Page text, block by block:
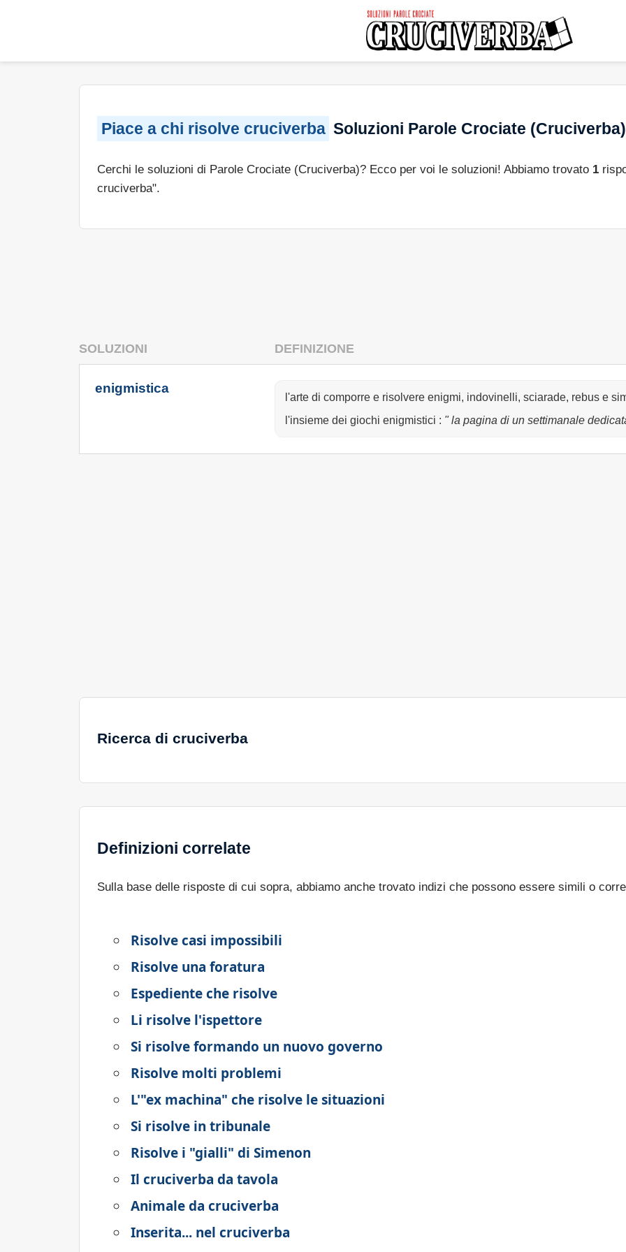
Piace a chi risolve cruciverba Soluzioni Parole Crociate (Cruciverba)
Cerchi le soluzioni di Parole Crociate (Cruciverba)? Ecco per voi le soluzioni! Abbiamo trovato 1
cruciverba".
SOLUZIONI DEFINIZIONE
enigmistica
l'arte di comporre e risolvere enigmi, indovinelli, sciarade, rebus e
l'insieme dei giochi enigmistici : " la pagina di un settimanale
Ricerca di cruciverba
Definizioni correlate
Sulla base delle risposte di cui sopra, abbiamo anche trovato indizi che possono essere simili o
Risolve casi impossibili
Risolve una foratura
Espediente che risolve
Li risolve l'ispettore
Si risolve formando un nuovo governo
Risolve molti problemi
L'"ex machina" che risolve le situazioni
Si risolve in tribunale
Risolve i "gialli" di Simenon
Il cruciverba da tavola
Animale da cruciverba
Inserita... nel cruciverba